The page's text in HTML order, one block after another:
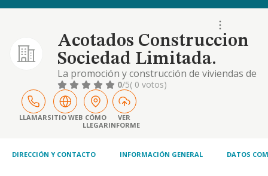
Acotados Construccion
Sociedad Limitada.
La promoción y construcción de viviendas de
cualquier clase, sin limitación, así como de
locales de negocios. la reparación,
rehabilitación y conservación de
edificaciones y obras civiles, así como la
demolición de edificaciones propias y/ o por
privadas..
0/5( 0 votos)
LLAMARSITIO WEB CÓMO
LLEGAR
VER
INFORME
DIRECCIÓN Y CONTACTO INFORMACIÓN GENERAL DATOS